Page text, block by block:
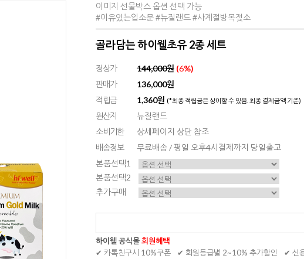
이미지 선물박스 옵션 선택 가능
#이유있는입소문 #뉴질랜드 #사계절방목젖소
골라담는 하이웰초유 2종 세트
정상가 144,000원 (6%)
판매가
136,000원
적립금
1,360원 (*최종 적립금은 상이할 수 있음. 최종 결제금액 기준)
원산지
뉴질랜드
소비기한
상세페이지 상단 참조
배송정보
무료배송 / 평일 오후4시결제까지 당일출고
본품선택1
본품선택2
추가구매
하이웰 공식몰회원혜택
✔ 카톡친구시 10%쿠폰
✔ 회원등급별 2~10% 추가할인 ✔ 신